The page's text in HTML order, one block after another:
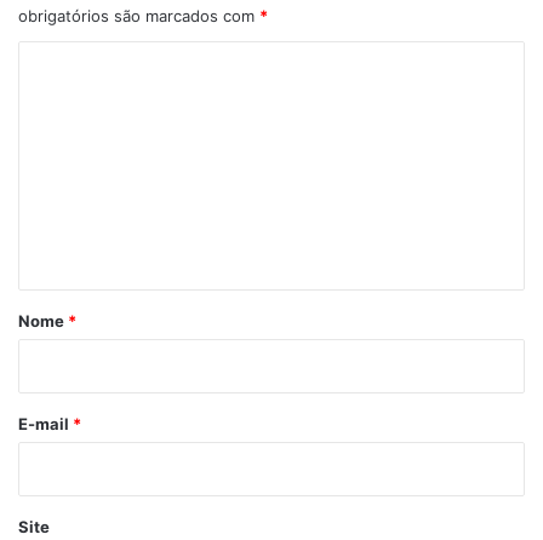
obrigatórios são marcados com *
r
*
Nome *
E-mail *
Site